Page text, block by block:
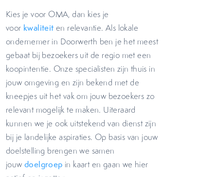
Kies je voor OMA, dan kies je
voor kwaliteit en relevantie. Als lokale
ondernemer in Doorwerth ben je het meest
gebaat bij bezoekers uit de regio met een
koopintentie. Onze specialisten zijn thuis in
jouw omgeving en zijn bekend met de
kneepjes uit het vak om jouw bezoekers zo
relevant mogelijk te maken. Uiteraard
kunnen we je ook uitstekend van dienst zijn
bij je landelijke aspiraties. Op basis van jouw
doelstelling brengen we samen
jouw doelgroep in kaart en gaan we hier